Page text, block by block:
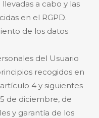
a cabo y las
en el RGPD.
de los datos
del Usuario
recogidos en
4 y siguientes
de diciembre, de
y garantía de los